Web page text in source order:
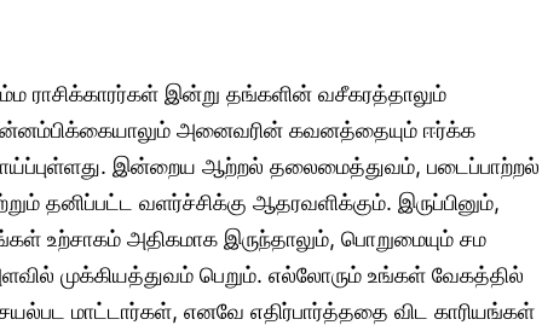
ராசிக்காரர்கள் இன்று தங்களின் வசீகரத்தாலும்
அனைவரின் கவனத்தையும் ஈர்க்க
இன்றைய ஆற்றல் தலைமைத்துவம், படைப்பாற்றல்
தனிப்பட்ட வளர்ச்சிக்கு ஆதரவளிக்கும். இருப்பினும்,
உற்சாகம் அதிகமாக இருந்தாலும், பொறுமையும் சம
முக்கியத்துவம் பெறும். எல்லோரும் உங்கள் வேகத்தில்
மாட்டார்கள், எனவே எதிர்பார்த்ததை விட காரியங்கள்